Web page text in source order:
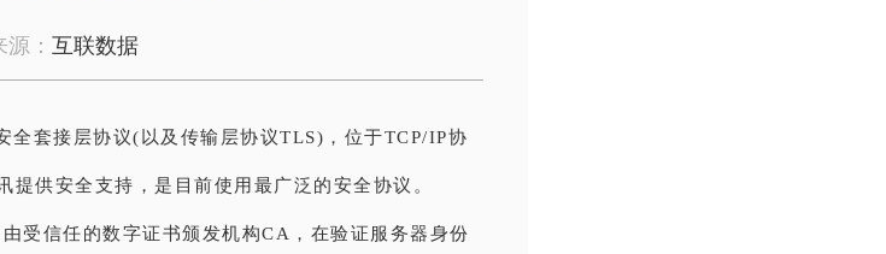
源： 互联数据
全套接层协议(以及传输层协议TLS)，位于TCP/IP协
提供安全支持，是目前使用最广泛的安全协议。
受信任的数字证书颁发机构CA，在验证服务器身份